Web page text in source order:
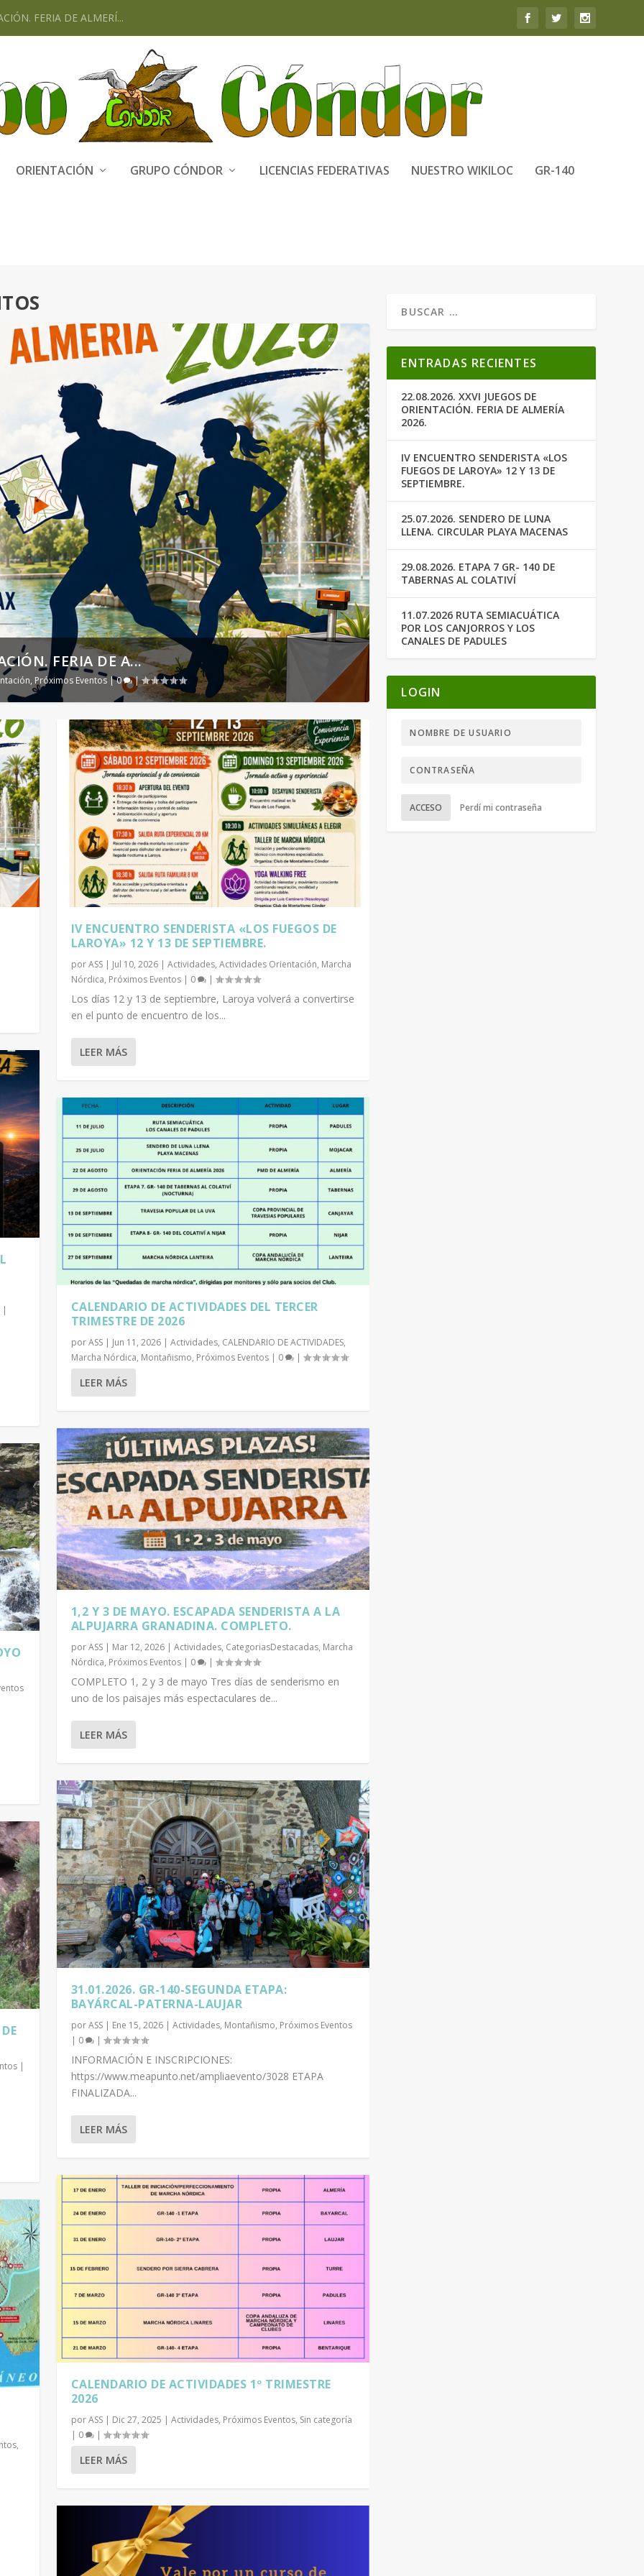
FERIA DE ALMERÍ...
ORIENTACIÓN GRUPO CÓNDOR LICENCIAS FEDERATIVAS NUESTRO WIKILOC GR-140
FERIA DE A...
, Próximos Eventos |0 |
DE LAROYA» 12 ...
Marcha Nórdica, Próximos Eventos
AL COLATIV...
GR-140. SENDERO DE ALMERÍA,
TRIMESTRE DE ...
Marcha Nórdica,
DE BÉDAR...
Eventos |
PATERNA...
Eventos 0 |
|
|
,
IV ENCUENTRO SENDERISTA «LOS FUEGOS DE
LAROYA» 12 Y 13 DE SEPTIEMBRE.
porASS| Jul 10, 2026| Actividades, Actividades Orientación, Marcha
Nórdica, Próximos Eventos| 0 |
Los días 12 y 13 de septiembre, Laroya volverá a convertirse
en el punto de encuentro de los...
LEER MÁS
CALENDARIO DE ACTIVIDADES DEL TERCER
TRIMESTRE DE 2026
porASS| Jun 11, 2026| Actividades, CALENDARIO DE ACTIVIDADES,
Marcha Nórdica, Montañismo, Próximos Eventos| 0 |
LEER MÁS
1,2 Y 3 DE MAYO. ESCAPADA SENDERISTA A LA
ALPUJARRA GRANADINA. COMPLETO.
porASS| Mar 12, 2026| Actividades, CategoriasDestacadas, Marcha
Nórdica, Próximos Eventos| 0 |
COMPLETO 1, 2 y 3 de mayo Tres días de senderismo en
uno de los paisajes más espectaculares de...
LEER MÁS
31.01.2026. GR-140-SEGUNDA ETAPA:
BAYÁRCAL-PATERNA-LAUJAR
porASS| Ene 15, 2026| Actividades, Montañismo, Próximos Eventos
| 0 |
INFORMACIÓN E INSCRIPCIONES:
https://www.meapunto.net/ampliaevento/3028 ETAPA
FINALIZADA...
LEER MÁS
CALENDARIO DE ACTIVIDADES 1º TRIMESTRE
2026
porASS| Dic 27, 2025 | Actividades, Próximos Eventos, Sin categoría
| 0 |
LEER MÁS
ENTRADAS RECIENTES
22.08.2026. XXVI JUEGOS DE
ORIENTACIÓN. FERIA DE ALMERÍA
2026.
IV ENCUENTRO SENDERISTA «LOS
FUEGOS DE LAROYA» 12 Y 13 DE
SEPTIEMBRE.
25.07.2026. SENDERO DE LUNA
LLENA. CIRCULAR PLAYA MACENAS
29.08.2026. ETAPA 7 GR- 140 DE
TABERNAS AL COLATIVÍ
11.07.2026 RUTA SEMIACUÁTICA
POR LOS CANJORROS Y LOS
CANALES DE PADULES
LOGIN
ACCESO Perdí mi contraseña